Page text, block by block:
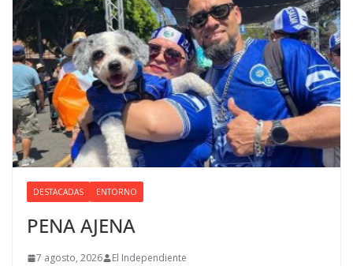
DESTACADAS ENTORNO
PENA AJENA
7 agosto, 2026 El Independiente